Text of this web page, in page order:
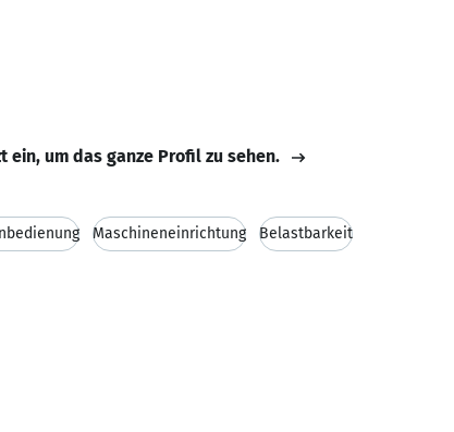
ein, um das ganze Profil zu sehen.
Maschineneinrichtung Belastbarkeit